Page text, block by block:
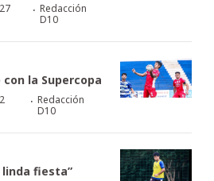
· Redacción
D10
la Supercopa
·Redacción
D10
linda fiesta”